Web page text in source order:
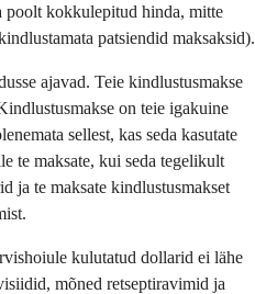
poolt kokkulepitud hinda, mitte
patsiendid maksaksid).
ajavad. Teie kindlustusmakse
on teie igakuine
sellest, kas seda kasutate
te maksate, kui seda tegelikult
ja te maksate kindlustusmakset
kulutatud dollarid ei lähe
mõned retseptiravimid ja